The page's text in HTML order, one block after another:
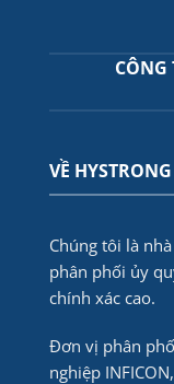
CÔNG
VỀ
Chúng tôi là
phân phối ủy
chính xác cao.
Đơn vị phân
nghiệp